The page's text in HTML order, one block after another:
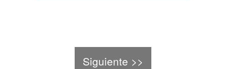
Siguiente >>